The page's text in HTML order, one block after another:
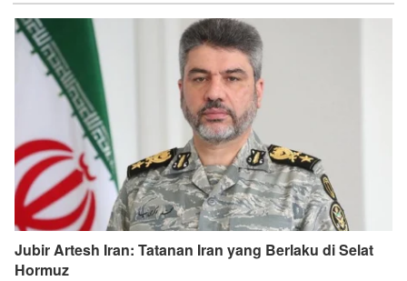
Jubir Artesh Iran: Tatanan Iran yang Berlaku di Selat
Hormuz